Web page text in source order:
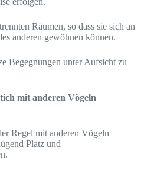
Räumen, so dass sie sich an
anderen gewöhnen können.
Begegnungen unter Aufsicht zu
mit anderen Vögeln
Regel mit anderen Vögeln
Platz und